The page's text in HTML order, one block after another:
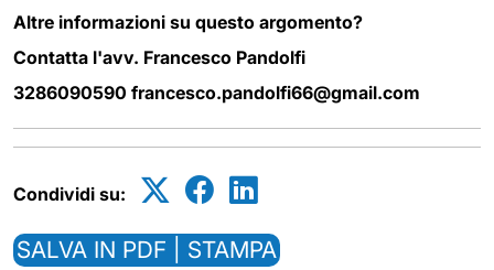
Altre informazioni su questo argomento?
Contatta l'avv. Francesco Pandolfi
3286090590 francesco.pandolfi66@gmail.com
Condividi su:
SALVA IN PDF | STAMPA